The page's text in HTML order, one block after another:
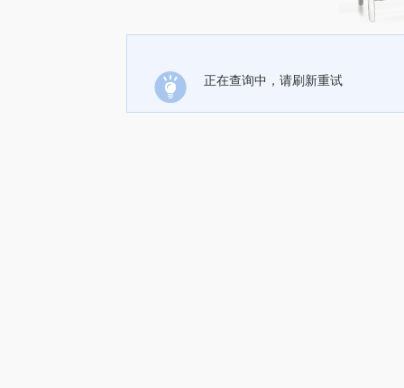
正在查询中，请刷新重试